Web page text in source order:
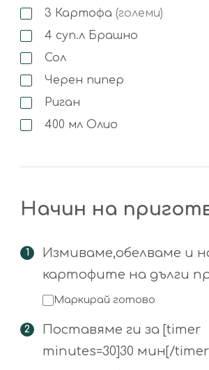
3 Картофа (големи)
4 суп.л Брашно
Сол
Черен пипер
Риган
400 мл Олио
Начин на
Измиваме,обелваме и
картофите на дълги
Маркирай готово
Поставяме ги за [timer
minutes=30]30 мин[/